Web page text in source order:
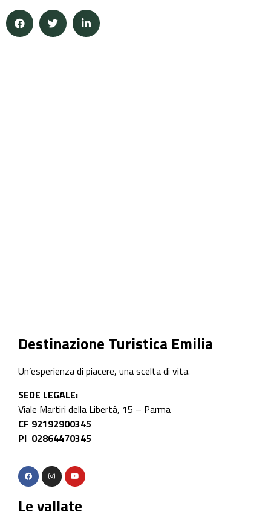
Destinazione Turistica Emilia
Un’esperienza di piacere, una scelta di vita.
SEDE LEGALE:
Viale Martiri della Libertà, 15 – Parma
CF 92192900345
PI 02864470345
Le vallate